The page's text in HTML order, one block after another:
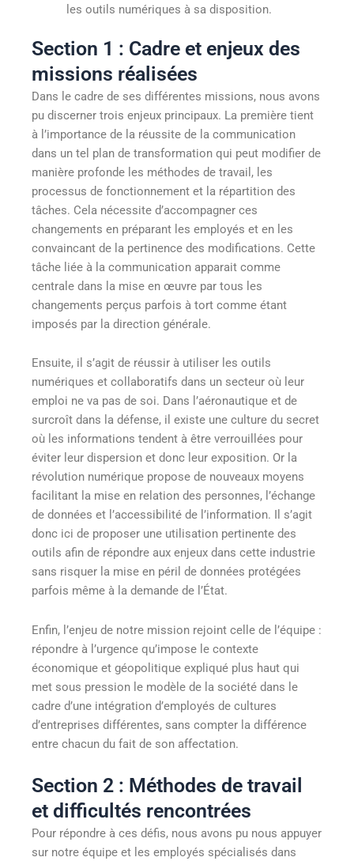
les outils numériques à sa disposition.
Section 1 : Cadre et enjeux des
missions réalisées
Dans le cadre de ses différentes missions, nous avons
pu discerner trois enjeux principaux. La première tient
à l’importance de la réussite de la communication
dans un tel plan de transformation qui peut modifier de
manière profonde les méthodes de travail, les
processus de fonctionnement et la répartition des
tâches. Cela nécessite d’accompagner ces
changements en préparant les employés et en les
convaincant de la pertinence des modifications. Cette
tâche liée à la communication apparait comme
centrale dans la mise en œuvre par tous les
changements perçus parfois à tort comme étant
imposés par la direction générale.
Ensuite, il s’agit de réussir à utiliser les outils
numériques et collaboratifs dans un secteur où leur
emploi ne va pas de soi. Dans l’aéronautique et de
surcroît dans la défense, il existe une culture du secret
où les informations tendent à être verrouillées pour
éviter leur dispersion et donc leur exposition. Or la
révolution numérique propose de nouveaux moyens
facilitant la mise en relation des personnes, l’échange
de données et l’accessibilité de l’information. Il s’agit
donc ici de proposer une utilisation pertinente des
outils afin de répondre aux enjeux dans cette industrie
sans risquer la mise en péril de données protégées
parfois même à la demande de l’État.
Enfin, l’enjeu de notre mission rejoint celle de l’équipe :
répondre à l’urgence qu’impose le contexte
économique et géopolitique expliqué plus haut qui
met sous pression le modèle de la société dans le
cadre d’une intégration d’employés de cultures
d’entreprises différentes, sans compter la différence
entre chacun du fait de son affectation.
Section 2 : Méthodes de travail
et difficultés rencontrées
Pour répondre à ces défis, nous avons pu nous appuyer
sur notre équipe et les employés spécialisés dans